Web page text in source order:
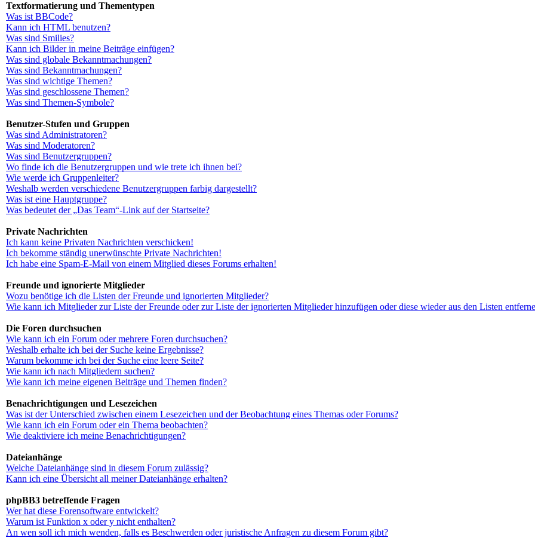
Textformatierung und Thementypen
Was ist BBCode?
Kann ich HTML benutzen?
Was sind Smilies?
Kann ich Bilder in meine Beiträge einfügen?
Was sind globale Bekanntmachungen?
Was sind Bekanntmachungen?
Was sind wichtige Themen?
Was sind geschlossene Themen?
Was sind Themen-Symbole?
Benutzer-Stufen und Gruppen
Was sind Administratoren?
Was sind Moderatoren?
Was sind Benutzergruppen?
Wo finde ich die Benutzergruppen und wie trete ich ihnen bei?
Wie werde ich Gruppenleiter?
Weshalb werden verschiedene Benutzergruppen farbig dargestellt?
Was ist eine Hauptgruppe?
Was bedeutet der „Das Team“-Link auf der Startseite?
Private Nachrichten
Ich kann keine Privaten Nachrichten verschicken!
Ich bekomme ständig unerwünschte Private Nachrichten!
Ich habe eine Spam-E-Mail von einem Mitglied dieses Forums erhalten!
Freunde und ignorierte Mitglieder
Wozu benötige ich die Listen der Freunde und ignorierten Mitglieder?
Wie kann ich Mitglieder zur Liste der Freunde oder zur Liste der ignorierten Mitglieder hinzufügen oder diese wieder aus den Listen
Die Foren durchsuchen
Wie kann ich ein Forum oder mehrere Foren durchsuchen?
Weshalb erhalte ich bei der Suche keine Ergebnisse?
Warum bekomme ich bei der Suche eine leere Seite?
Wie kann ich nach Mitgliedern suchen?
Wie kann ich meine eigenen Beiträge und Themen finden?
Benachrichtigungen und Lesezeichen
Was ist der Unterschied zwischen einem Lesezeichen und der Beobachtung eines Themas oder Forums?
Wie kann ich ein Forum oder ein Thema beobachten?
Wie deaktiviere ich meine Benachrichtigungen?
Dateianhänge
Welche Dateianhänge sind in diesem Forum zulässig?
Kann ich eine Übersicht all meiner Dateianhänge erhalten?
phpBB3 betreffende Fragen
Wer hat diese Forensoftware entwickelt?
Warum ist Funktion x oder y nicht enthalten?
An wen soll ich mich wenden, falls es Beschwerden oder juristische Anfragen zu diesem Forum gibt?